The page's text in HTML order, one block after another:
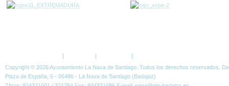
| | |
Copyright © 2026 Ayuntamiento La Nava de Santiago. Todos los derechos reservados.
Plaza de España, 6 - 06486 - La Nava de Santiago (Badajoz)